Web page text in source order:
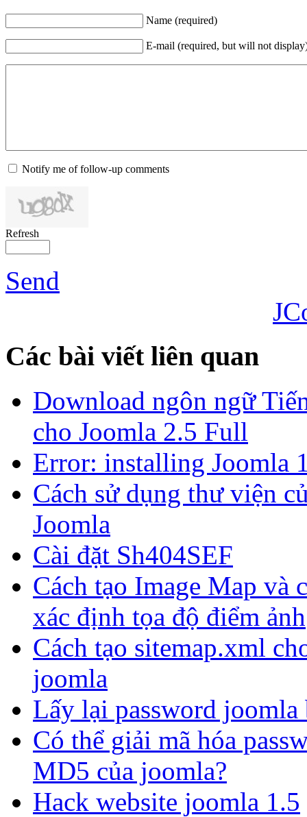
Name (required)
E-mail (required, but will not
Notify me of follow-up comments
Refresh
Send
Các bài viết liên quan
Download ngôn ngữ
cho Joomla 2.5 Full
Error: installing Joomla
Cách sử dụng thư viện
Joomla
Cài đặt Sh404SEF
Cách tạo Image Map và
xác định tọa độ điểm ảnh
Cách tạo sitemap.xml
joomla
Lấy lại password joomla
Có thể giải mã hóa
MD5 của joomla?
Hack website joomla 1.5